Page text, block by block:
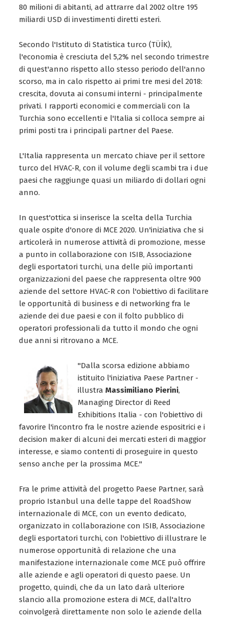
80 milioni di abitanti, ad attrarre dal 2002 oltre 195
miliardi USD di investimenti diretti esteri.
Secondo l'Istituto di Statistica turco (TÜİK),
l'economia è cresciuta del 5,2% nel secondo trimestre
di quest'anno rispetto allo stesso periodo dell'anno
scorso, ma in calo rispetto ai primi tre mesi del 2018:
crescita, dovuta ai consumi interni - principalmente
privati. I rapporti economici e commerciali con la
Turchia sono eccellenti e l'Italia si colloca sempre ai
primi posti tra i principali partner del Paese.
L'Italia rappresenta un mercato chiave per il settore
turco del HVAC-R, con il volume degli scambi tra i due
paesi che raggiunge quasi un miliardo di dollari ogni
anno.
In quest'ottica si inserisce la scelta della Turchia
quale ospite d'onore di MCE 2020. Un'iniziativa che si
articolerà in numerose attività di promozione, messe
a punto in collaborazione con ISIB, Associazione
degli esportatori turchi, una delle più importanti
organizzazioni del paese che rappresenta oltre 900
aziende del settore HVAC-R con l'obiettivo di facilitare
le opportunità di business e di networking fra le
aziende dei due paesi e con il folto pubblico di
operatori professionali da tutto il mondo che ogni
due anni si ritrovano a MCE.
"Dalla scorsa edizione abbiamo
istituito l'iniziativa Paese Partner -
illustraMassimiliano Pierini,
Managing Director di Reed
Exhibitions Italia - con l'obiettivo di
favorire l'incontro fra le nostre aziende espositrici e i
decision maker di alcuni dei mercati esteri di maggior
interesse, e siamo contenti di proseguire in questo
senso anche per la prossima MCE."
Fra le prime attività del progetto Paese Partner, sarà
proprio Istanbul una delle tappe del RoadShow
internazionale di MCE, con un evento dedicato,
organizzato in collaborazione con ISIB, Associazione
degli esportatori turchi, con l'obiettivo di illustrare le
numerose opportunità di relazione che una
manifestazione internazionale come MCE può offrire
alle aziende e agli operatori di questo paese. Un
progetto, quindi, che da un lato darà ulteriore
slancio alla promozione estera di MCE, dall'altro
coinvolgerà direttamente non solo le aziende della